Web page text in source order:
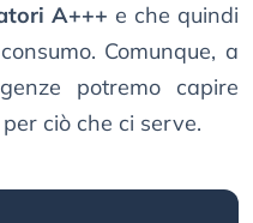
A+++ e che quindi
Comunque, a
potremo capire
ciò che ci serve.